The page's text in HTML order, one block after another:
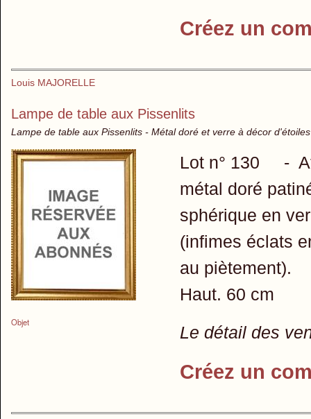
Créez un
Louis MAJORELLE
Lampe de table aux Pissenlits
Lampe de table aux Pissenlits - Métal doré et verre à décor d'étoiles
Objet
Lot n° 130 -
métal doré
sphérique en
(infimes éclats
au piètement).
Haut. 60 cm
Le détail des
Créez un